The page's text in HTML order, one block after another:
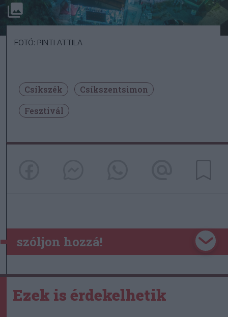
FOTÓ: PINTI ATTILA
Csíkszék
Csíkszentsimon
Fesztivál
szóljon hozzá!
Ezek is érdekelhetik